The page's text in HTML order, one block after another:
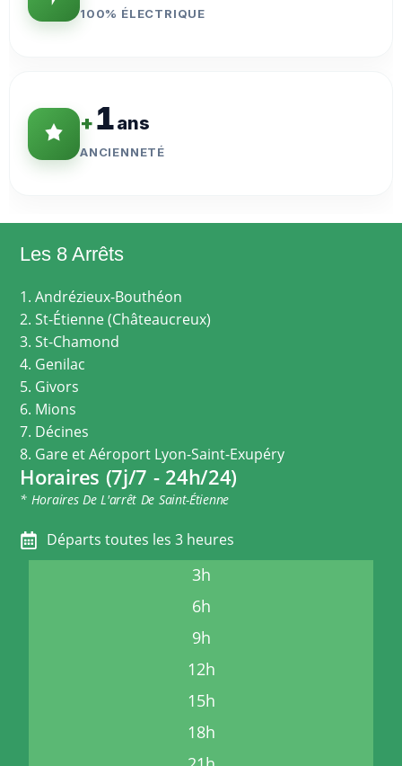
100% ÉLECTRIQUE
+1ans
ANCIENNETÉ
Les 8 Arrêts
1. Andrézieux-Bouthéon
2. St-Étienne (Châteaucreux)
3. St-Chamond
4. Genilac
5. Givors
6. Mions
7. Décines
8. Gare et Aéroport Lyon-Saint-Exupéry
Horaires (7j/7 - 24h/24)
* Horaires De L'arrêt De Saint-Étienne
Départs toutes les 3 heures
3h
6h
9h
12h
15h
18h